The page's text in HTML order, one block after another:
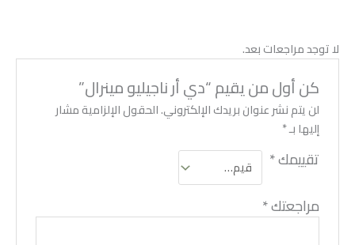
لا توجد مراجعات بعد.
كن أول من يقيم “دي أر ناجيليو مينرال”
لن يتم نشر عنوان بريدك الإلكتروني.الحقول الإلزامية مشار
إليها بـ*
تقييمك*
مراجعتك*